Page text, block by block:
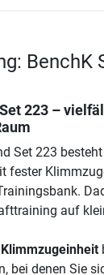
BenchK
223 –
Set 223
fester
auf
Klimmzugeinheit
bei denen Sie